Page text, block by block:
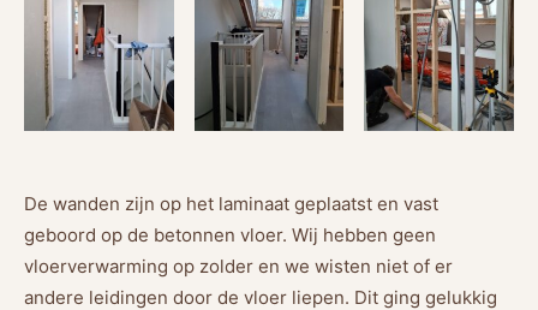
De wanden zijn op het laminaat geplaatst en vast
geboord op de betonnen vloer. Wij hebben geen
vloerverwarming op zolder en we wisten niet of er
andere leidingen door de vloer liepen. Dit ging gelukkig